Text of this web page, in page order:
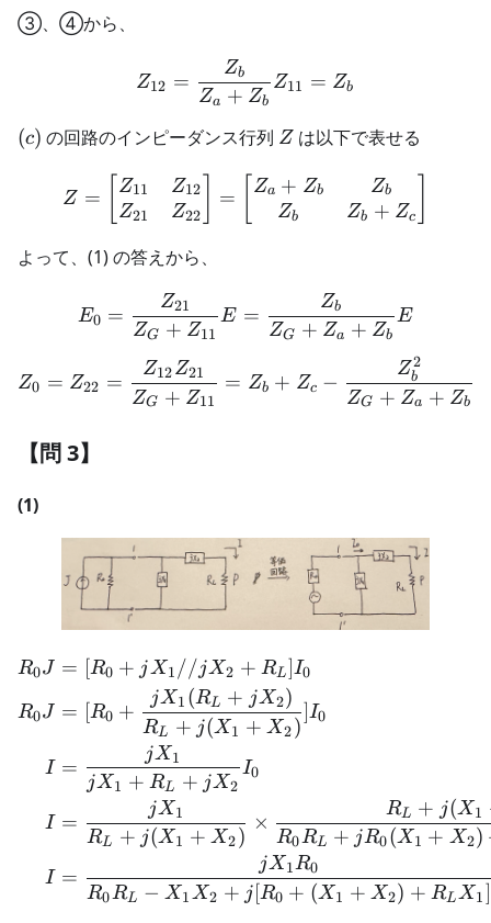
③、④から、
Z_{12} =
Z12 =
Za + Zb
Zb Z11 = Zb
(c)
(c) の回路のインピーダンス行列 Z
Z は以下で表せる
Z = \begin{bmatrix}
Z = Z11
Z21
Z12
Z22
= Za + Zb
Zb
Zb
Zb + Zc
よって、(1) の答えから、
E_0 =
E0 =
ZG + Z11
Z21
E =
ZG + Za + Zb
Zb E
Z_0 = Z_{22} =
Z0 = Z22 =
ZG + Z11
Z12Z21 = Zb + Zc −
ZG + Za + Zb
Zb
2
【問 3】
(1)
\begin{aligned} R_0J
R0J
R0J
I
I
I
= [R0 + jX1 //jX2 + RL]I0
= [R0 +
RL + j(X1 + X2)
jX1 (RL + jX2)
]I0
=
jX1 + RL + jX2
jX1
I0
=
RL + j(X1 + X2)
jX1 ×
R0RL + jR0(X1 + X2)
RL + j(X1
=
R0RL − X1X2 + j [R0 + (X1 + X2) + RLX1]
jX1R0